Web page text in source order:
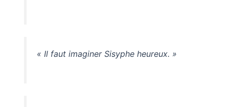
« Il faut imaginer Sisyphe heureux. »